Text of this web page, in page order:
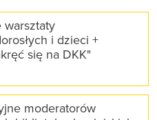
warsztaty
i dzieci +
się na DKK"
moderatorów